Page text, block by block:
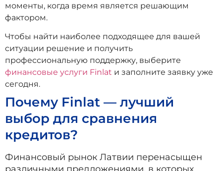
моменты, когда время является решающим
фактором.
Чтобы найти наиболее подходящее для вашей
ситуации решение и получить
профессиональную поддержку, выберите
финансовые услуги Finlat и заполните заявку уже
сегодня.
Почему Finlat — лучший
выбор для сравнения
кредитов?
Финансовый рынок Латвии перенасыщен